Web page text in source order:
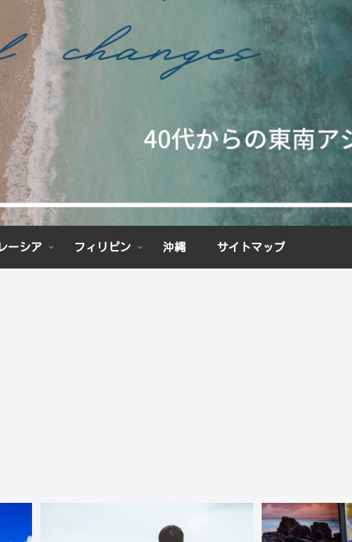
ーシア フィリピン 沖縄 サイトマップ